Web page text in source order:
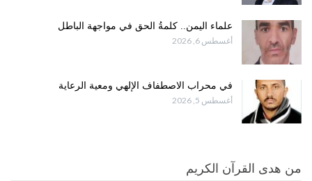
علماء اليمن.. كلمةُ الحق في مواجهة الباطل
أغسطس 6, 2026
في محراب الاصطفاف الإلهي ومعية الرعاية
أغسطس 5, 2026
من هدى القرآن الكريم